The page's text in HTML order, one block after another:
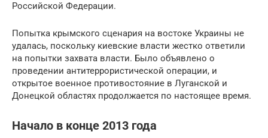
Российской Федерации.
Попытка крымского сценария на востоке Украины не
удалась, поскольку киевские власти жестко ответили
на попытки захвата власти. Было объявлено о
проведении антитеррористической операции, и
открытое военное противостояние в Луганской и
Донецкой областях продолжается по настоящее время.
Начало в конце 2013 года